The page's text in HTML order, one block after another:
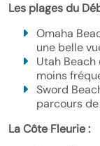
Les plages du
Omaha
une belle
Utah
moins
Sword
parcours
La Côte Fleurie :